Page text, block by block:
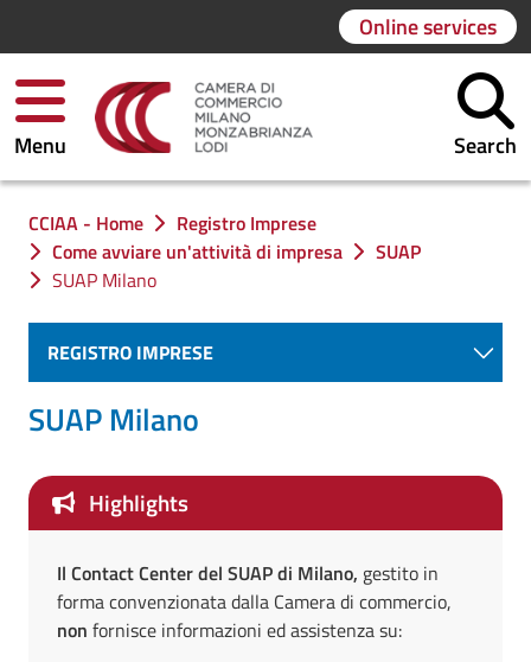
Online services
Menu Search
You are in:
CCIAA - Home
Registro Imprese
Come avviare un'attività di impresa
SUAP
SUAP Milano
REGISTRO IMPRESE
SUAP Milano
Highlights
Il Contact Center del SUAP di Milano, gestito in
forma convenzionata dalla Camera di commercio,
non fornisce informazioni ed assistenza su: